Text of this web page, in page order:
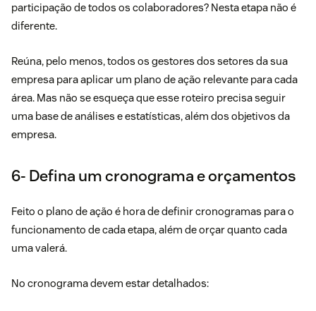
participação de todos os colaboradores? Nesta etapa não é
diferente.
Reúna, pelo menos, todos os gestores dos setores da sua
empresa para aplicar um plano de ação relevante para cada
área. Mas não se esqueça que esse roteiro precisa seguir
uma base de análises e estatísticas, além dos objetivos da
empresa.
6- Defina um cronograma e orçamentos
Feito o plano de ação é hora de definir cronogramas para o
funcionamento de cada etapa, além de orçar quanto cada
uma valerá.
No cronograma devem estar detalhados: